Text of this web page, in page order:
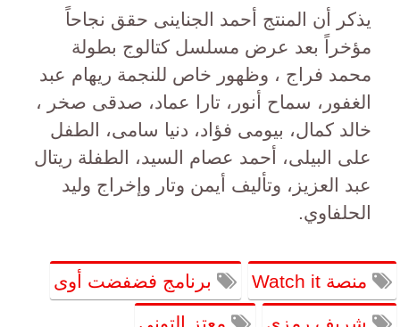
يذكر أن المنتج أحمد الجناينى حقق نجاحاً
مؤخراً بعد عرض مسلسل كتالوج بطولة
محمد فراج ، وظهور خاص للنجمة ريهام عبد
الغفور، سماح أنور، تارا عماد، صدقى صخر ،
خالد كمال، بيومى فؤاد، دنيا سامى، الطفل
على البيلى، أحمد عصام السيد، الطفلة ريتال
عبد العزيز، وتأليف أيمن وتار وإخراج وليد
الحلفاوي.
منصة Watch it برنامج فضفضت أوى